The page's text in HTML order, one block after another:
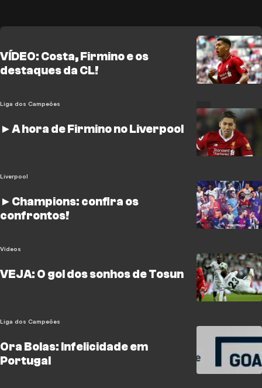
VÍDEO: Costa, Firmino e os
destaques da CL!
Liga dos Campeões
►A hora de Firmino no Liverpool
Liverpool
►Champions: confira os
confrontos!
Vídeos
VEJA: O gol dos sonhos de Tosun
Liga dos Campeões
Ora Bolas: Infelicidade em
Portugal